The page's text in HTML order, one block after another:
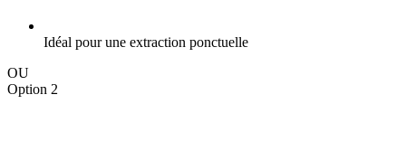
Idéal pour une extraction ponctuelle
OU
Option 2